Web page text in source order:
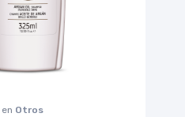
en Otros